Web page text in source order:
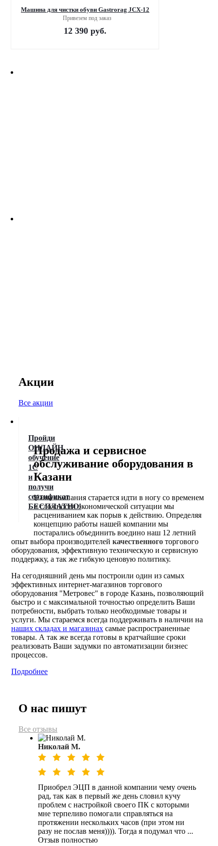
Машина для чистки обуви Gastrorag JCX-12
Привезем под заказ
12 390 руб.
Акции
Все акции
Пройди
ОНЛАЙН
обучение
1С
и
получи
сертификат
БЕСПЛАТНО!
Продажа и сервисное
обслуживание оборудования в
Казани
Наша компания старается идти в ногу со временем
и сложности экономической ситуации мы
расцениванием как порыв к действию. Определяя
концепцию работы нашей компании мы
постарались объединить воедино наш 12 летний
опыт выбора производителей качественного торгового
оборудования, эффективную техническую и сервисную
поддержку, а так же гибкую ценовую политику.
На сегодняшний день мы построили один из самых
эффективных интернет-магазинов торгового
оборудования "Метровес" в городе Казань, позволяющий
быстро и с максимальной точностью определить Ваши
потребности, выбрать только необходимые товары и
услуги. Мы стараемся всегда поддерживать в наличии на
наших складах и магазинах самые распространенные
товары. А так же всегда готовы в кратчайшие сроки
реализовать Ваши задумки по автоматизации бизнес
процессов.
Подробнее
О нас пишут
Все отзывы
Николай М.
Приобрел ЭЦП в данной компании чему очень
рад, так как в первый же день словил кучу
проблем с настройкой своего ПК с которыми
мне терпеливо помогали справляться на
протяжении нескольких часов (при этом ни
разу не послав меня)))). Тогда я подумал что ...
Отзыв полностью